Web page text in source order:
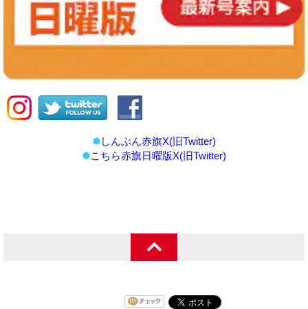
しんぶん赤旗X(旧Twitter)
こちら赤旗日曜版X(旧Twitter)